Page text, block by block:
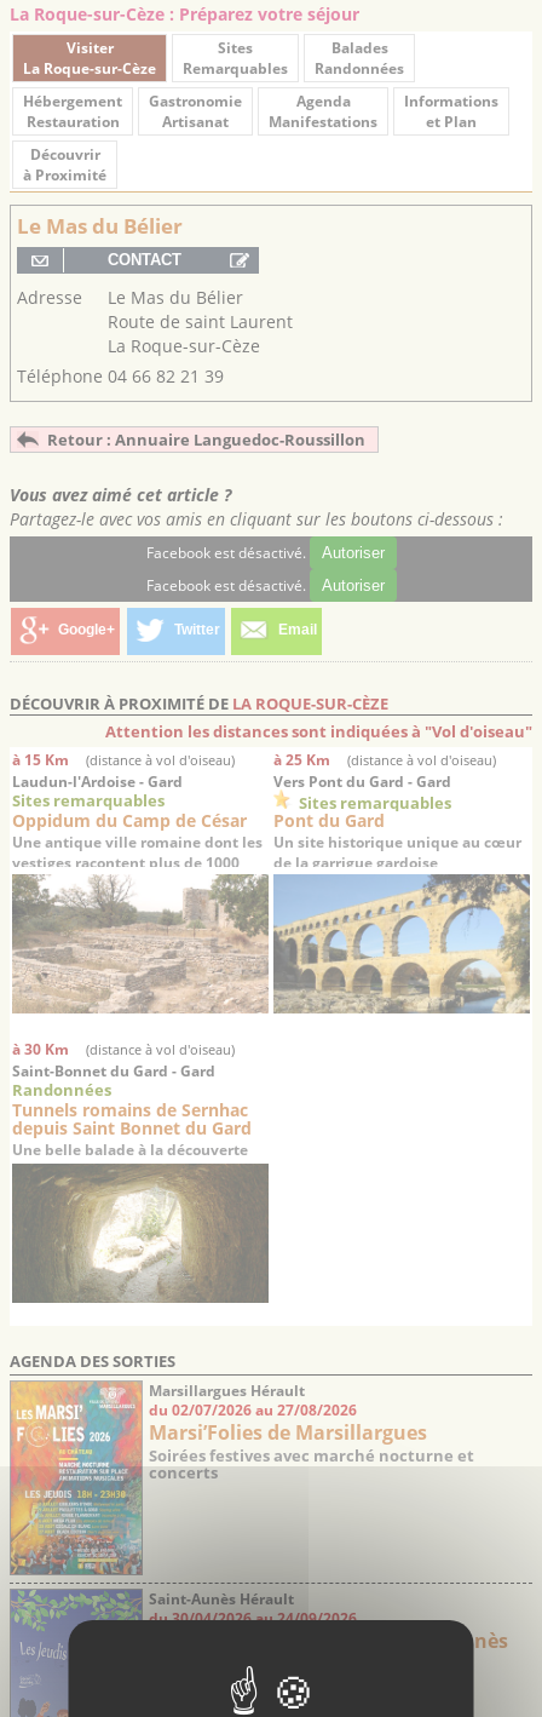
La Roque-sur-Cèze : Préparez votre séjour
Visiter
La Roque-sur-Cèze
Sites
Remarquables
Balades
Randonnées
Hébergement
Restauration
Gastronomie
Artisanat
Agenda
Manifestations
Informations
et Plan
Découvrir
à Proximité
Le Mas du Bélier
Adresse
Le Mas du Bélier
Route de saint Laurent
La Roque-sur-Cèze
Téléphone 04 66 82 21 39
Retour : Annuaire Languedoc-Roussillon
Vous avez aimé cet article ?
Partagez-le avec vos amis en cliquant sur les boutons ci-dessous :
Facebook est désactivé. Autoriser
Facebook est désactivé. Autoriser
Google+ Twitter Email
DÉCOUVRIR À PROXIMITÉ DE LA ROQUE-SUR-CÈZE
Attention les distances sont indiquées à "Vol d'oiseau"
à 15 Km (distance à vol d'oiseau)
Laudun-l'Ardoise - Gard
Sites remarquables
Oppidum du Camp de César
Une antique ville romaine dont les
vestiges racontent plus de 1000
ans d’histoire
à 25 Km (distance à vol d'oiseau)
Vers Pont du Gard - Gard
Sites remarquables
Pont du Gard
Un site historique unique au cœur
de la garrigue gardoise
à 30 Km (distance à vol d'oiseau)
Saint-Bonnet du Gard - Gard
Randonnées
Tunnels romains de Sernhac
depuis Saint Bonnet du Gard
Une belle balade à la découverte
des vestiges d’un aqueduc romain
du 1er siècle
AGENDA DES SORTIES
Marsillargues Hérault
du 02/07/2026 au 27/08/2026
Marsi’Folies de Marsillargues
Soirées festives avec marché nocturne et
concerts
Saint-Aunès Hérault
du 30/04/2026 au 24/09/2026
Les jeudis Guinguette de Saint-Aunès